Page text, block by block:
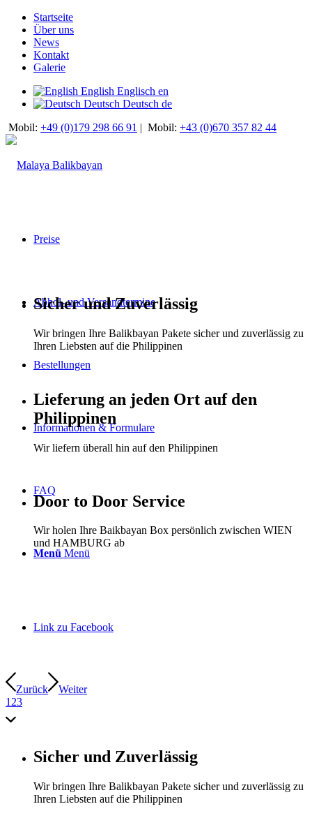
Startseite
Über uns
News
Kontakt
Galerie
English Englisch en
Deutsch Deutsch de
Mobil: +49 (0)179 298 66 91 | Mobil: +43 (0)670 357 82 44
Preise
Abhol- und Versandtermine
Bestellungen
Informationen & Formulare
FAQ
Menü Menü
Link zu Facebook
Sicher und Zuverlässig
Wir bringen Ihre Balikbayan Pakete sicher und zuverlässig zu
Ihren Liebsten auf die Philippinen
Lieferung an jeden Ort auf den
Philippinen
Wir liefern überall hin auf den Philippinen
Door to Door Service
Wir holen Ihre Baikbayan Box persönlich zwischen WIEN
und HAMBURG ab
Zurück
Weiter
1 23
Sicher und Zuverlässig
Wir bringen Ihre Balikbayan Pakete sicher und zuverlässig zu
Ihren Liebsten auf die Philippinen